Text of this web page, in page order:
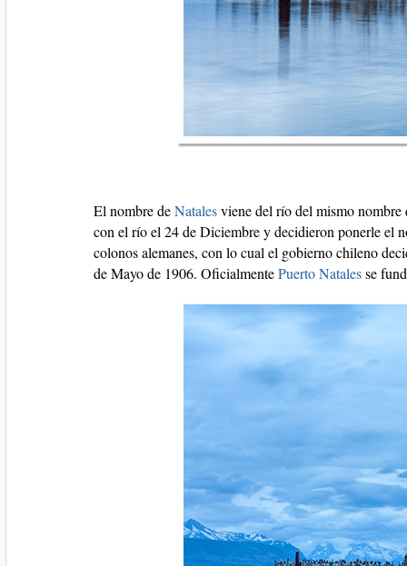
El nombre deNatalesviene del río del mismo nombre
con el río el 24 de Diciembre y decidieron ponerle el
colonos alemanes, con lo cual el gobierno chileno
de Mayo de 1906. OficialmentePuerto Natalesse